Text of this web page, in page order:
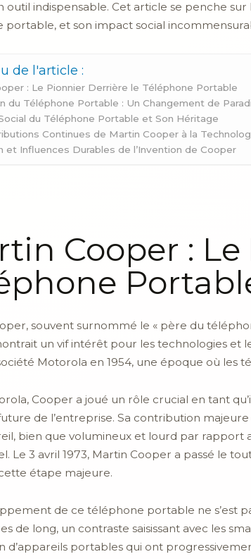
outil indispensable. Cet article se penche
portable, et son impact social
de l'article :
: Le Pionnier Derrière le Téléphone Portable
du Téléphone Portable : Un Changement de
du Téléphone Portable et Son Héritage
Continues de Martin Cooper à la
et Influences Durables de l’Invention de Cooper
Cooper :
souvent surnommé le « père du
un vif intérêt pour les technologies et
Motorola en 1954, une époque où les
Cooper a joué un rôle crucial en tant
de l’entreprise. Sa contribution
bien que volumineux et lourd par
Le 3 avril 1973, Martin Cooper a passé le
étape majeure.
de ce téléphone portable ne s’est
de long, un contraste saisissant avec les
d’appareils portables qui ont